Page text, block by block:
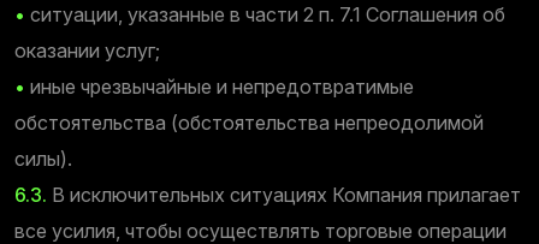
• ситуации, указанные в части 2 п. 7.1 Соглашения об
оказании услуг;
• иные чрезвычайные и непредотвратимые
обстоятельства (обстоятельства непреодолимой
силы).
6.3. В исключительных ситуациях Компания прилагает
все усилия, чтобы осуществлять торговые операции